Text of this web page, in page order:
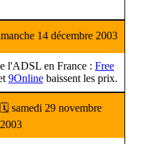
14 décembre 2003
l'ADSL en France : Free
9Online baissent les prix.
🗓 samedi 29 novembre
2003